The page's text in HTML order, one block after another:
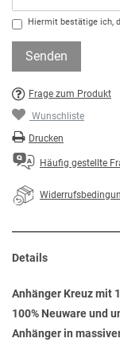
Hiermit bestätige ich,
Senden
Frage zum Produkt
Wunschliste
Drucken
Häufig gestellte
Details
Anhänger Kreuz mit
100% Neuware und
Anhänger in